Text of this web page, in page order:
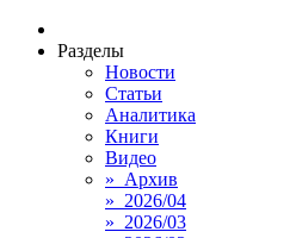
Разделы
Новости
Статьи
Аналитика
Книги
Видео
» Архив
» 2026/04
» 2026/03